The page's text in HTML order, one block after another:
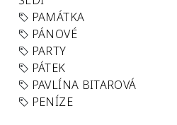
PAMÁTKA
PÁNOVÉ
PARTY
PÁTEK
PAVLÍNA BITAROVÁ
PENÍZE